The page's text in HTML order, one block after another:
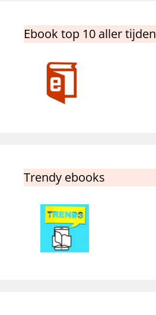
Ebook top 10 aller tijden
Trendy ebooks